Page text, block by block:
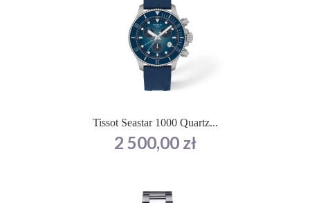
Tissot Seastar 1000 Quartz...
Cena
2 500,00 zł